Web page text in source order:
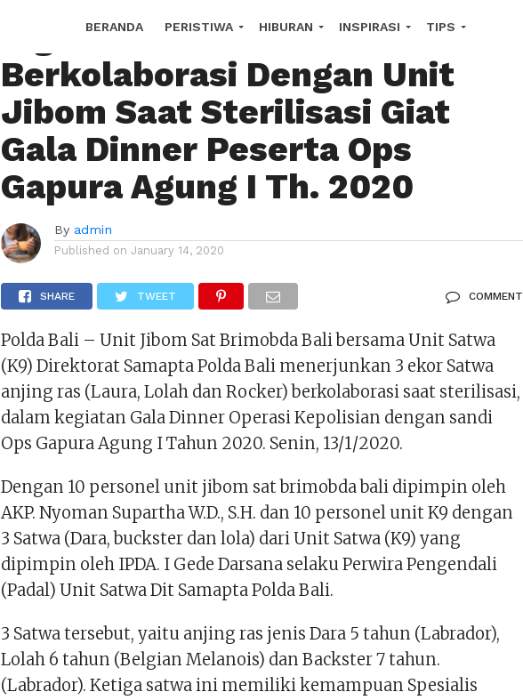
BERANDA PERISTIWA HIBURAN INSPIRASI TIPS
HOROSCOPE
Tiga Ekor Satwa Unit K9
Berkolaborasi Dengan Unit
Jibom Saat Sterilisasi Giat
Gala Dinner Peserta Ops
Gapura Agung I Th. 2020
By admin
Published on January 14, 2020
SHARE TWEET COMMENT
Polda Bali – Unit Jibom Sat Brimobda Bali bersama Unit Satwa
(K9) Direktorat Samapta Polda Bali menerjunkan 3 ekor Satwa
anjing ras (Laura, Lolah dan Rocker) berkolaborasi saat sterilisasi,
dalam kegiatan Gala Dinner Operasi Kepolisian dengan sandi
Ops Gapura Agung I Tahun 2020. Senin, 13/1/2020.
Dengan 10 personel unit jibom sat brimobda bali dipimpin oleh
AKP. Nyoman Supartha W.D., S.H. dan 10 personel unit K9 dengan
3 Satwa (Dara, buckster dan lola) dari Unit Satwa (K9) yang
dipimpin oleh IPDA. I Gede Darsana selaku Perwira Pengendali
(Padal) Unit Satwa Dit Samapta Polda Bali.
3 Satwa tersebut, yaitu anjing ras jenis Dara 5 tahun (Labrador),
Lolah 6 tahun (Belgian Melanois) dan Backster 7 tahun.
(Labrador). Ketiga satwa ini memiliki kemampuan Spesialis